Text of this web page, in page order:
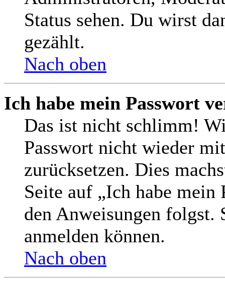
Status sehen. Du wirst
gezählt.
Nach oben
Ich habe mein Passwort
Das ist nicht schlimm!
Passwort nicht wieder
zurücksetzen. Dies
Seite auf „Ich habe mein
den Anweisungen folgst.
anmelden können.
Nach oben